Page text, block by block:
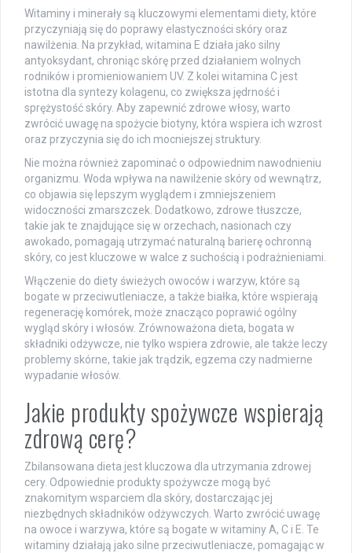
Witaminy i minerały są kluczowymi elementami diety, które
przyczyniają się do poprawy elastyczności skóry oraz
nawilżenia. Na przykład, witamina E działa jako silny
antyoksydant, chroniąc skórę przed działaniem wolnych
rodników i promieniowaniem UV. Z kolei witamina C jest
istotna dla syntezy kolagenu, co zwiększa jędrność i
sprężystość skóry. Aby zapewnić zdrowe włosy, warto
zwrócić uwagę na spożycie biotyny, która wspiera ich wzrost
oraz przyczynia się do ich mocniejszej struktury.
Nie można również zapominać o odpowiednim nawodnieniu
organizmu. Woda wpływa na nawilżenie skóry od wewnątrz,
co objawia się lepszym wyglądem i zmniejszeniem
widoczności zmarszczek. Dodatkowo, zdrowe tłuszcze,
takie jak te znajdujące się w orzechach, nasionach czy
awokado, pomagają utrzymać naturalną barierę ochronną
skóry, co jest kluczowe w walce z suchością i podrażnieniami.
Włączenie do diety świeżych owoców i warzyw, które są
bogate w przeciwutleniacze, a także białka, które wspierają
regenerację komórek, może znacząco poprawić ogólny
wygląd skóry i włosów. Zrównoważona dieta, bogata w
składniki odżywcze, nie tylko wspiera zdrowie, ale także leczy
problemy skórne, takie jak trądzik, egzema czy nadmierne
wypadanie włosów.
Jakie produkty spożywcze wspierają
zdrową cerę?
Zbilansowana dieta jest kluczowa dla utrzymania zdrowej
cery. Odpowiednie produkty spożywcze mogą być
znakomitym wsparciem dla skóry, dostarczając jej
niezbędnych składników odżywczych. Warto zwrócić uwagę
na owoce i warzywa, które są bogate w witaminy A, C i E. Te
witaminy działają jako silne przeciwutleniacze, pomagając w